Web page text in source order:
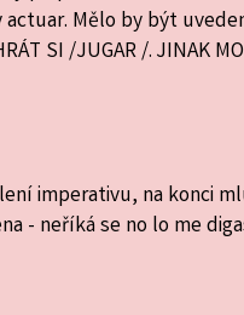
actuar. Mělo by být
SI /JUGAR /. JINAK
imperativu, na konci
- neříká se no lo me